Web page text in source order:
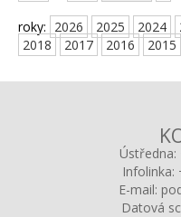
roky: 2026 2025 2024
2018
2017 2016 2015
Ústředna:
Infolinka:
E-mail:
Datová